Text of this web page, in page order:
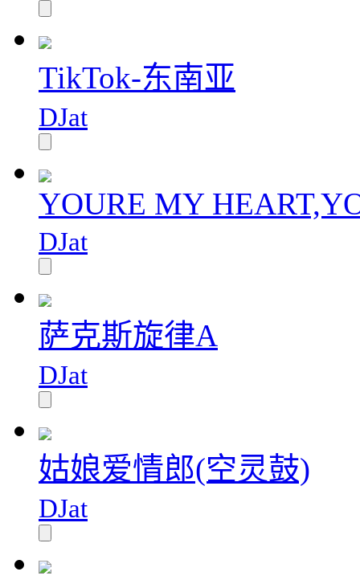
TikTok-东南亚
DJat
YOURE MY
DJat
萨克斯旋律A
DJat
姑娘爱情郎(空灵鼓)
DJat